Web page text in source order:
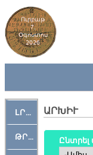
Ուրբաթ
7,
Օգոստոս
2026
ԼՐԱՀՈՍ
ԹՐՔԱՀԱՅ ԿԵԱՆՔ
ԱՐԽԻՒ
Ընտրել
Ամիս